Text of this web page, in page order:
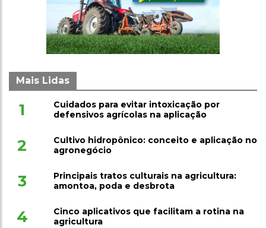
Mais Lidas
1
Cuidados para evitar intoxicação por
defensivos agrícolas na aplicação
2
Cultivo hidropônico: conceito e aplicação no
agronegócio
3
Principais tratos culturais na agricultura:
amontoa, poda e desbrota
4
Cinco aplicativos que facilitam a rotina na
agricultura